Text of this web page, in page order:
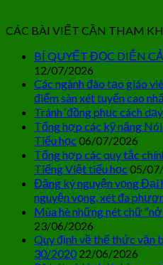
CÁC BÀI VIẾT CẦN THAM
BÍ QUYẾT ĐỌC DIỄN
12/07/2026
Các ngành đào tạo giáo
điểm sàn xét tuyển cao
Tránh ‘đồng phục cách
Tổng hợp các kỹ năng
Tiểu học 06/07/2026
Tổng hợp các quy tắc
Tiếng Việt tiểu học 05/
Đăng ký nguyện vọng Đại
nguyện vọng, xét đa
Mùa hè những nét chữ
23/06/2026
Quy định về thể thức văn
30/2020 22/06/2026